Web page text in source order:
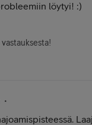
löytyi! :)